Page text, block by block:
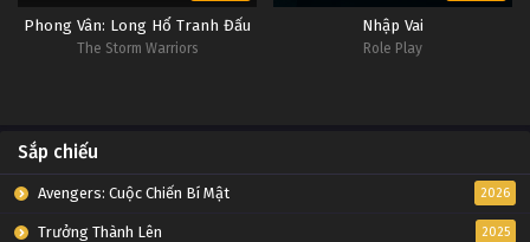
Phong Vân: Long Hổ Tranh Đấu
The Storm Warriors
Nhập Vai
Role Play
Sắp chiếu
Avengers: Cuộc Chiến Bí Mật 2026
Trưởng Thành Lên 2025